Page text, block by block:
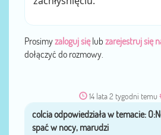
Prosimyzaloguj sięlub zarejestruj się
dołączyć do rozmowy.
14 lata 2 tygodni temu
przezcolcia